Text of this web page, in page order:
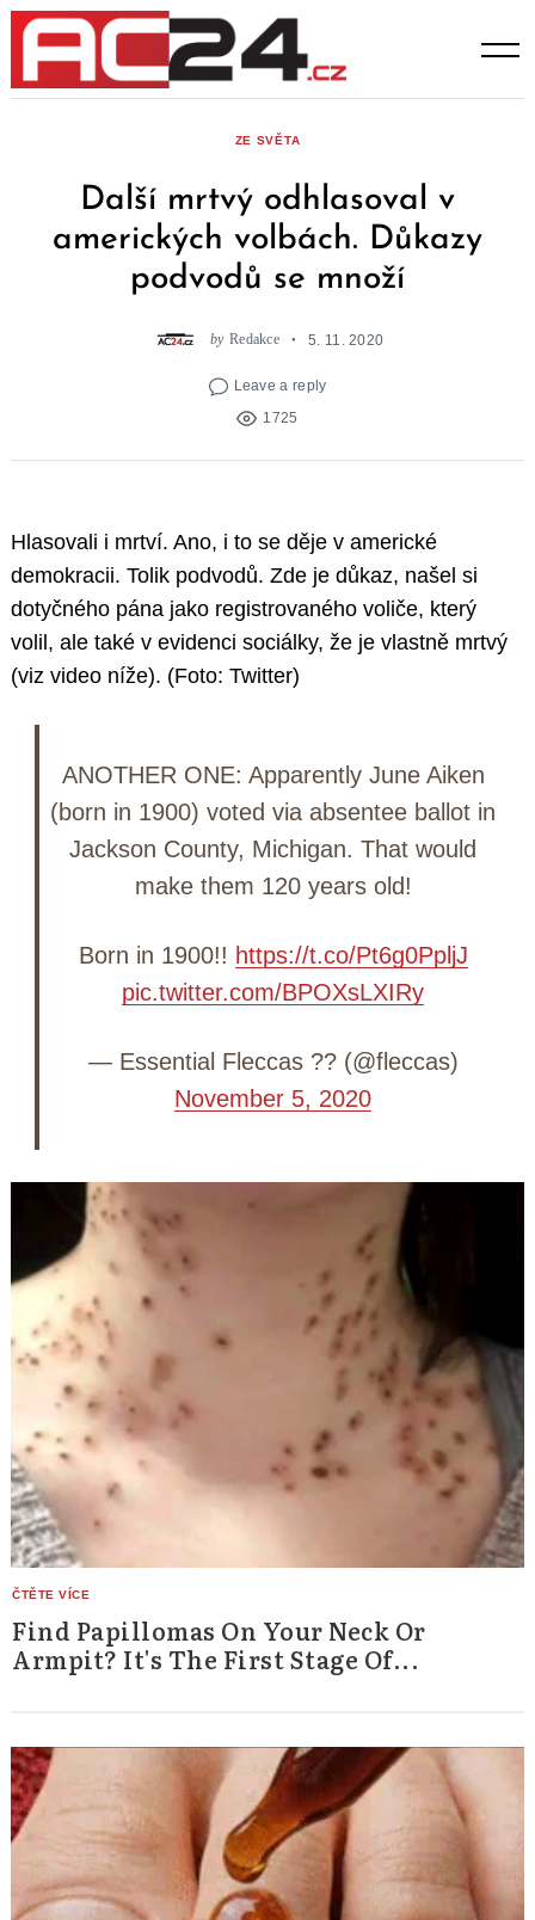
Skip
content
ZE SVĚTA
Další mrtvý odhlasoval v
amerických volbách. Důkazy
podvodů se množí
by Redakce 5. 11. 2020
Leave a reply
1725
Hlasovali i mrtví. Ano, i to se děje v americké
demokracii. Tolik podvodů. Zde je důkaz, našel si
dotyčného pána jako registrovaného voliče, který
volil, ale také v evidenci sociálky, že je vlastně mrtvý
(viz video níže). (Foto: Twitter)
ANOTHER ONE: Apparently June Aiken
(born in 1900) voted via absentee ballot in
Jackson County, Michigan. That would
make them 120 years old!
Born in 1900!! https://t.co/Pt6g0PpljJ
pic.twitter.com/BPOXsLXIRy
— Essential Fleccas ?? (@fleccas)
November 5, 2020
Find Papillomas On Your Neck Or
Armpit? It's The First Stage Of...